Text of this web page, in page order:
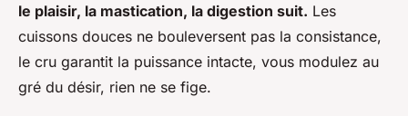
le plaisir, la mastication, la digestion suit. Les
cuissons douces ne bouleversent pas la consistance,
le cru garantit la puissance intacte, vous modulez au
gré du désir, rien ne se fige.